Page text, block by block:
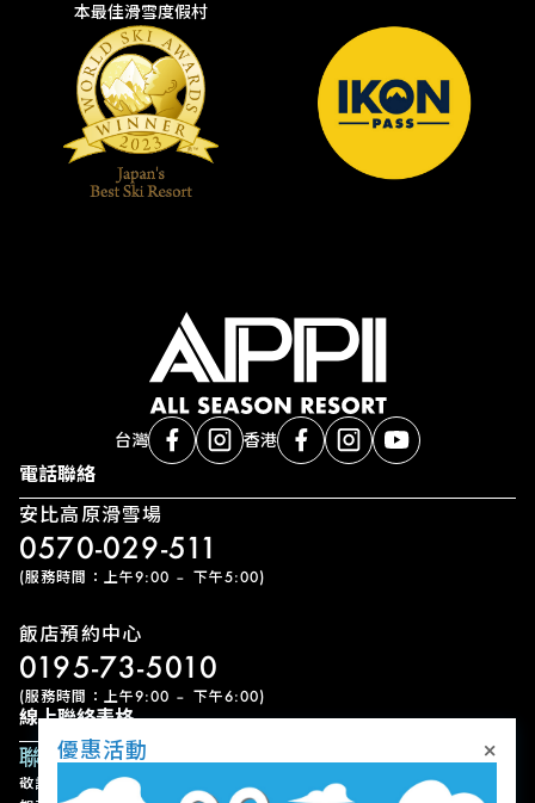
本最佳滑雪度假村
台灣 香港
電話聯絡
安比高原滑雪場
0570-029-511
(服務時間：上午9:00 – 下午5:00)
飯店預約中心
0195-73-5010
(服務時間：上午9:00 – 下午6:00)
線上聯絡表格
聯絡表單
敬請留意，我們可能需要一些時間才能回覆您的查詢，敬請見諒。
優惠活動 ×